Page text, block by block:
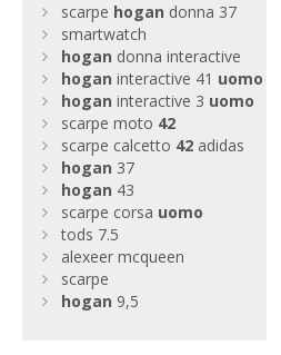
scarpe hogan donna 37
smartwatch
hogan donna interactive
hogan interactive 41 uomo
hogan interactive 3 uomo
scarpe moto 42
scarpe calcetto 42 adidas
hogan 37
hogan 43
scarpe corsa uomo
tods 7.5
alexeer mcqueen
scarpe
hogan 9,5